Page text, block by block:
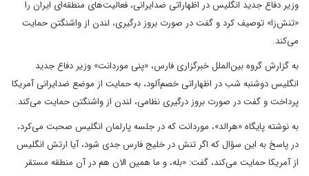
وزیر دفاع جدید انگلیس در اظهاراتی ضدایرانی، فعالیت‌های منطقه‌ای ایران را
«تنش‌زا» توصیف کرد و گفت در صورت بروز درگیری، لندن از واشنگتن حمایت
می‌کند.
به گزارش گروه بین‌الملل خبرگزاری فارس، «پنی موردانت» وزیر دفاع جدید
انگلیس دوشنبه شب در اظهاراتی خصم‌آلود، به حمایت از موضع ضدایرانی آمریکا
پرداخت و گفت در صورت بروز درگیری نظامی، لندن از واشنگتن حمایت می‌کند.
به نوشته پایگاه «هرالد»، موردانت که در جلسه پارلمان انگلیس صحبت می‌کرد،
در پاسخ به این سؤال که اگر تنش در خلیج فارس جدی شود، آیا ارتش انگلیس
از آمریکا حمایت می‌کند، گفت: «بله، و ما همین الان هم در آن منطقه مستقر